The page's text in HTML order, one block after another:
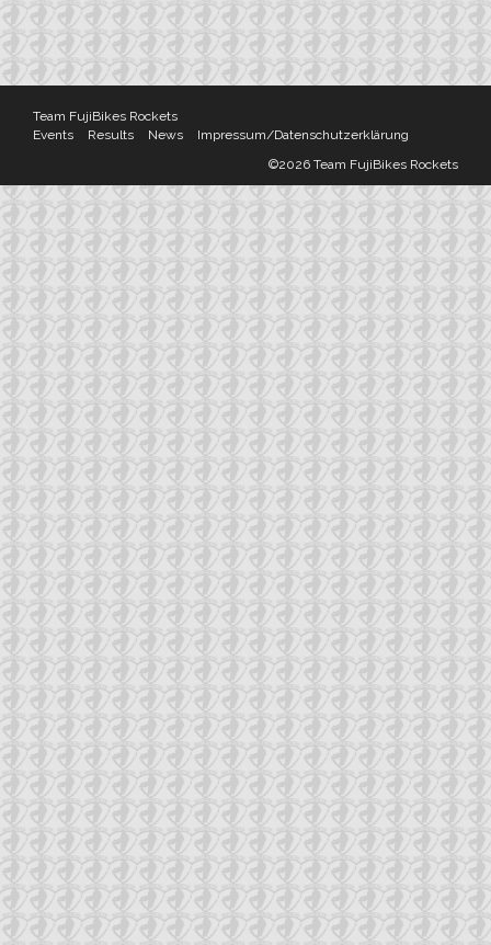
Team FujiBikes Rockets
Events
Results News
Impressum/Datenschutzerklärung
©2026 Team FujiBikes Rockets